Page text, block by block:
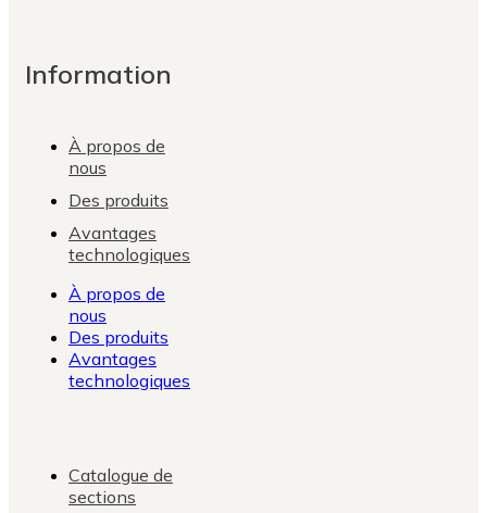
Information
À propos de
nous
Des produits
Avantages
technologiques
À propos de
nous
Des produits
Avantages
technologiques
Catalogue de
sections